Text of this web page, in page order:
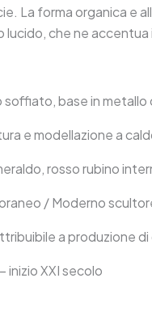
La forma organica e
lucido, che ne
soffiato, base in metallo
e modellazione a
rosso rubino
/ Moderno
a produzione
inizio XXI secolo